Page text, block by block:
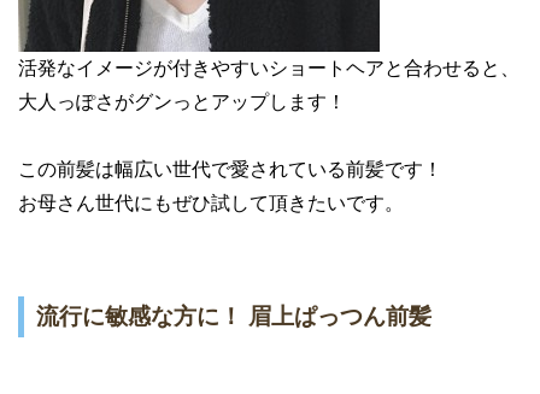
活発なイメージが付きやすいショートヘアと合わせると、
大人っぽさがグンっとアップします！
この前髪は幅広い世代で愛されている前髪です！
お母さん世代にもぜひ試して頂きたいです。
流行に敏感な方に！ 眉上ぱっつん前髪